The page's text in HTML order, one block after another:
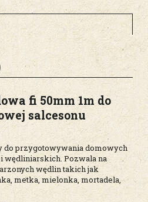
kosztów
fi 50mm 1m do
salcesonu
do przygotowywania domowych
Pozwala na
wędlin takich jak
metka, mielonka, mortadela,